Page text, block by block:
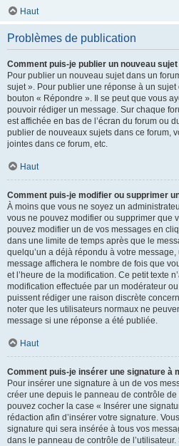
Haut
Problèmes de publication
Comment puis-je publier un nouveau
Pour publier un nouveau sujet dans un
sujet ». Pour publier une réponse à un
bouton « Répondre ». Il se peut que vous
pouvoir rédiger un message. Sur chaque
est affichée en bas de l’écran du forum ou
publier de nouveaux sujets dans ce forum,
jointes dans ce forum, etc.
Haut
Comment puis-je modifier ou supprimer
À moins que vous ne soyez un
vous ne pouvez modifier ou supprimer que
pouvez modifier un de vos messages en
dans une limite de temps après que le
quelqu’un a déjà répondu à votre
message affichera le nombre de fois que
et l’heure de la modification. Ce petit texte
modification effectuée par un modérateur
puissent rédiger une raison discrète
noter que les utilisateurs normaux ne
message si une réponse a été publiée.
Haut
Comment puis-je insérer une signature à
Pour insérer une signature à un de vos
créer une depuis le panneau de contrôle de
pouvez cocher la case « Insérer une
rédaction afin d’insérer votre signature.
signature qui sera insérée à tous vos
dans le panneau de contrôle de